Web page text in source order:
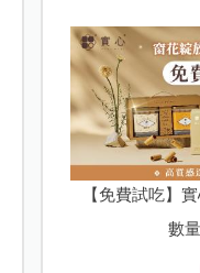
【免費試吃】
數